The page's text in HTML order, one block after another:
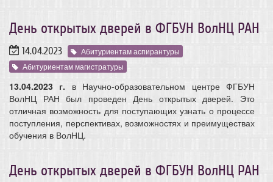
День открытых дверей в ФГБУН ВолНЦ РАН
14.04.2023
Абитуриентам аспирантуры
Абитуриентам магистратуры
13.04.2023 г. в Научно-образовательном центре ФГБУН
ВолНЦ РАН был проведен День открытых дверей. Это
отличная возможность для поступающих узнать о процессе
поступления, перспективах, возможностях и преимуществах
обучения в ВолНЦ.
День открытых дверей в ФГБУН ВолНЦ РАН